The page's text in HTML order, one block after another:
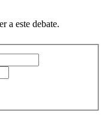
a este debate.